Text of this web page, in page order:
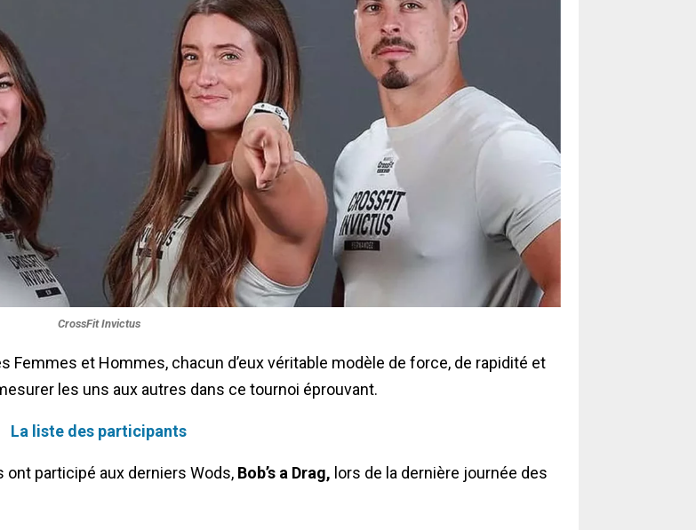
CrossFit Invictus
Femmes et Hommes, chacun d’eux véritable modèle de force, de rapidité et
les uns aux autres dans ce tournoi éprouvant.
La liste des participants
participé aux derniers Wods, Bob’s a Drag, lors de la dernière journée des